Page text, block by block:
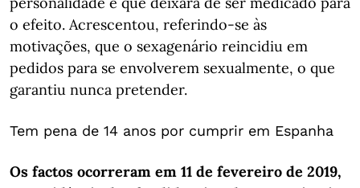
o efeito. Acrescentou, referindo-se às
motivações, que o sexagenário reincidiu em
pedidos para se envolverem sexualmente, o que
garantiu nunca pretender.
Tem pena de 14 anos por cumprir em Espanha
Os factos ocorreram em 11 de fevereiro de 2019,